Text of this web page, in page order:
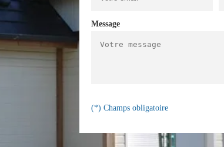
Message
(*) Champs obligatoire